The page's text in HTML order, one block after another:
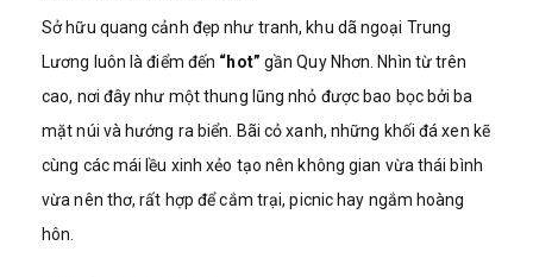
Sở hữu quang cảnh đẹp như tranh, khu dã ngoại Trung
Lương luôn là điểm đến “hot” gần Quy Nhơn. Nhìn từ trên
cao, nơi đây như một thung lũng nhỏ được bao bọc bởi ba
mặt núi và hướng ra biển. Bãi cỏ xanh, những khối đá xen kẽ
cùng các mái lều xinh xẻo tạo nên không gian vừa thái bình
vừa nên thơ, rất hợp để cắm trại, picnic hay ngắm hoàng
hôn.